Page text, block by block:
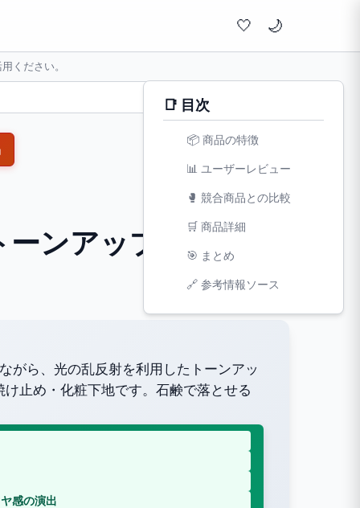
🤍
ください。
ンアップ ホワイト
文字サイズ:
がら、光の乱反射を利用したトーンアッ
止め・化粧下地です。石鹸で落とせる
感の演出
📑 目次
📦 商品の特徴
📊 ユーザーレビュー
🥊 競合商品との比較
🛒 商品詳細
🎯 まとめ
🔗 参考情報ソース